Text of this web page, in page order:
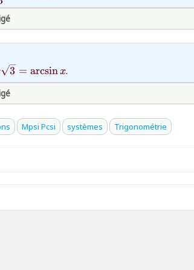
3 = arcsinx.
Mpsi Pcsi systèmes Trigonométrie